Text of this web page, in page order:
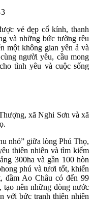
vẻ đẹp cổ kính, thanh
và những bức tường rêu
một không gian yên ả và
người yêu, cầu mong
tình yêu và cuộc sống
xã Nghi Sơn và xã
nhỏ” giữa lòng Phú Thọ,
thiên nhiên và tìm kiếm
300ha và gần 100 hòn
phú và tươi tốt, khiến
đầm Ao Châu có đến 99
tạo nên những dòng nước
với bức tranh thiên nhiên